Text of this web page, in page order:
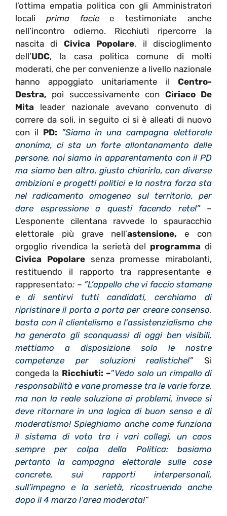
l’ottima empatia politica con gli Amministratori
locali prima faciee testimoniate anche
nell’incontro odierno. Ricchiuti ripercorre la
nascita di Civica Popolare, il discioglimento
dell’UDC, la casa politica comune di molti
moderati, che per convenienze a livello nazionale
hanno appoggiato unitariamente il Centro-
Destra, poi successivamente con Ciriaco De
Mita leader nazionale avevano convenuto di
correre da soli, in seguito ci si è alleati di nuovo
con il PD: ”Siamo in una campagna elettorale
anonima, ci sta un forte allontanamento delle
persone, noi siamo in apparentamento con il PD
ma siamo ben altro, giusto chiarirlo, con diverse
ambizioni e progetti politici e la nostra forza sta
nel radicamento omogeneo sul territorio, per
dare espressione a questi facendo rete!”–
L’esponente cilentana ravvede lo spauracchio
elettorale più grave nell’astensione,e con
orgoglio rivendica la serietà del programmadi
Civica Popolaresenza promesse mirabolanti,
restituendo il rapporto tra rappresentante e
rappresentato: – ”L’appello che vi faccio stamane
e di sentirvi tutti candidati, cerchiamo di
ripristinare il porta a porta per creare consenso,
basta con il clientelismo e l’assistenzialismo che
ha generato gli sconquassi di oggi ben visibili,
mettiamo a disposizione solo le nostre
competenze per soluzioni realistiche!”Si
congeda la Ricchiuti: –”Vedo solo un rimpallo di
responsabilità e vane promesse tra le varie forze,
ma non la reale soluzione ai problemi, invece si
deve ritornare in una logica di buon senso e di
moderatismo! Spieghiamo anche come funziona
il sistema di voto tra i vari collegi, un caos
sempre per colpa della Politica: basiamo
pertanto la campagna elettorale sulle cose
concrete, sui rapporti interpersonali,
sull’impegno e la serietà, ricostruendo anche
dopo il 4 marzo l’area moderata!”